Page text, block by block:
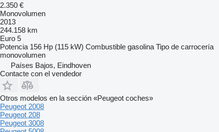
2.350 €
Monovolumen
2013
244.158 km
Euro 5
Potencia 156 Hp (115 kW) Combustible gasolina Tipo de carrocería
monovolumen
Países Bajos, Eindhoven
Contacte con el vendedor
Otros modelos en la sección «Peugeot coches»
Peugeot 2008
Peugeot 208
Peugeot 3008